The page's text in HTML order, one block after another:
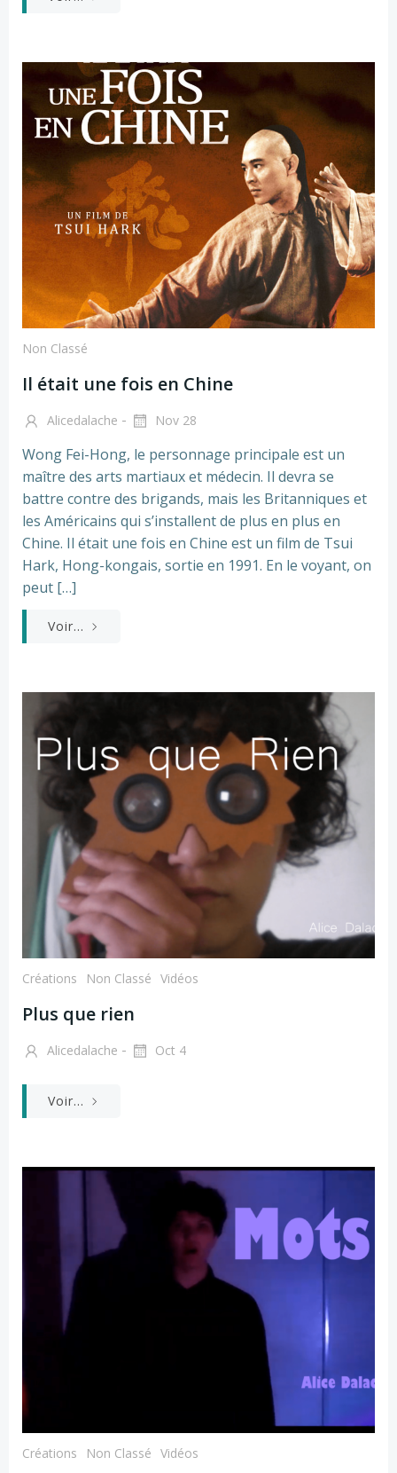
Non Classé
Il était une fois en Chine
Alicedalache - Nov 28
Wong Fei-Hong, le personnage principale est un
maître des arts martiaux et médecin. Il devra se
battre contre des brigands, mais les Britanniques et
les Américains qui s’installent de plus en plus en
Chine. Il était une fois en Chine est un film de Tsui
Hark, Hong-kongais, sortie en 1991. En le voyant, on
peut […]
Voir...
Créations Non Classé Vidéos
Plus que rien
Alicedalache - Oct 4
Voir...
Créations Non Classé Vidéos